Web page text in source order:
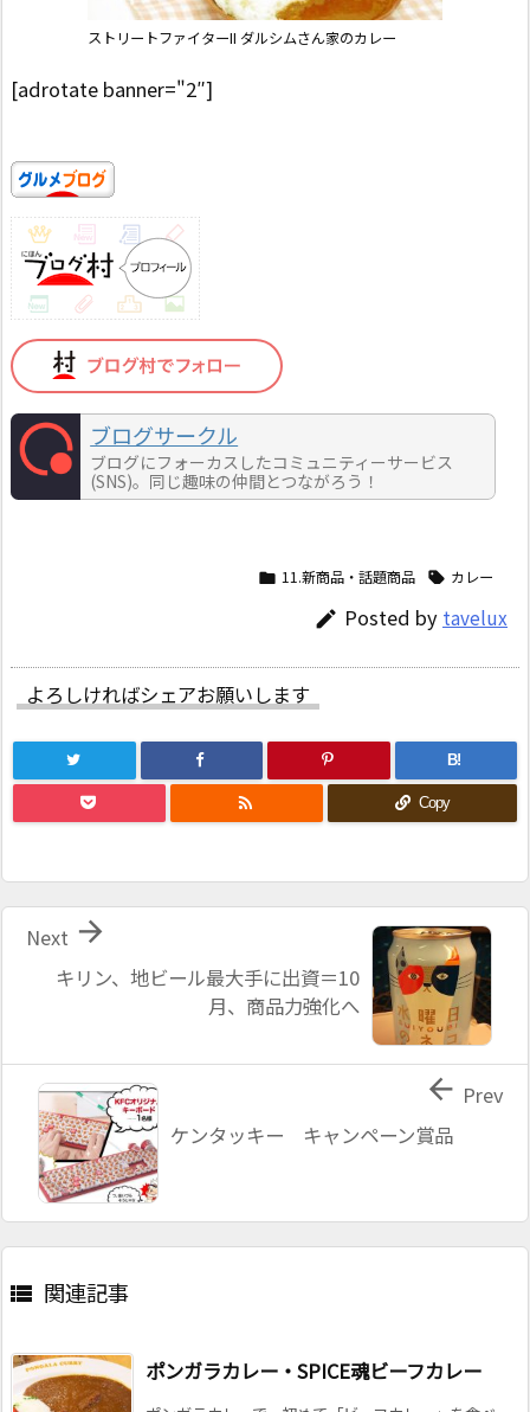
ストリートファイターII ダルシムさん家のカレー
[adrotate banner="2″]
ブログサークル
ブログにフォーカスしたコミュニティーサービス
(SNS)。同じ趣味の仲間とつながろう！
 11.新商品・話題商品  カレー
 Posted by tavelux
よろしければシェアお願いします
B!
 Copy
キリン、地ビール最大手に出資＝10
月、商品力強化へ

Next
ケンタッキー キャンペーン賞品
 Prev
 関連記事
ポンガラカレー・SPICE魂ビーフカレー